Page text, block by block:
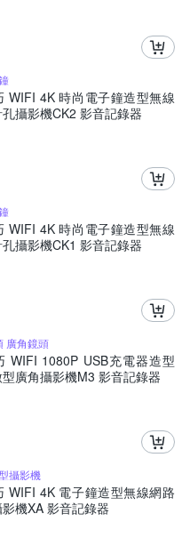
WIFI 4K 時尚電子鐘造型無線
攝影機CK2 影音記錄器
WIFI 4K 時尚電子鐘造型無線
攝影機CK1 影音記錄器
廣角鏡頭
WIFI 1080P USB充電器造型
廣角攝影機M3 影音記錄器
攝影機
WIFI 4K 電子鐘造型無線網路
機XA 影音記錄器